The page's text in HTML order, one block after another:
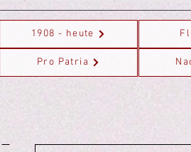
1908 - heute
Pro Patria